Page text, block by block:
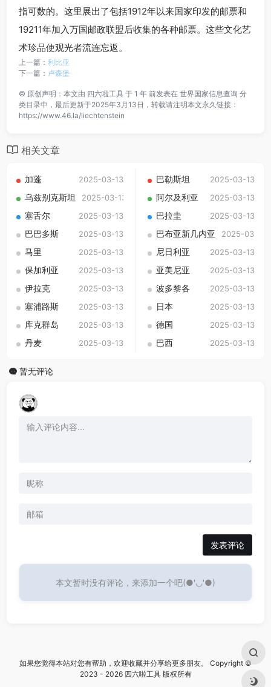
指可数的。这里展出了包括1912年以来国家印发的邮票和
19211年加入万国邮政联盟后收集的各种邮票。这些文化艺
术珍品使观光者流连忘返。
上一篇： 利比亚
下一篇： 卢森堡
© 原创声明：本文由 四六啦工具 于 1 年 前发表在 世界国家信息查询 分
类目录中，最后更新于2025年3月13日，转载请注明本文永久链接：
https://www.46.la/liechtenstein
相关文章
加蓬 2025-03-13 巴勒斯坦 2025-03-13
乌兹别克斯坦 2025-03-13 阿尔及利亚 2025-03-13
塞舌尔 2025-03-13 巴拉圭 2025-03-13
巴巴多斯 2025-03-13 巴布亚新几内亚 2025-03-13
马里 2025-03-13 尼日利亚 2025-03-13
保加利亚 2025-03-13 亚美尼亚 2025-03-13
伊拉克 2025-03-13 波多黎各 2025-03-13
塞浦路斯 2025-03-13 日本 2025-03-13
库克群岛 2025-03-13 德国 2025-03-13
丹麦 2025-03-13 巴西 2025-03-13
暂无评论
发表评论
本文暂时没有评论，来添加一个吧(●'◡'●)
如果您觉得本站对您有帮助，欢迎收藏并分享给更多朋友。 Copyright ©
2023 - 2026 四六啦工具 版权所有